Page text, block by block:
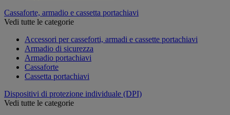
Cassaforte, armadio e cassetta portachiavi
Vedi tutte le categorie
Accessori per casseforti, armadi e cassette portachiavi
Armadio di sicurezza
Armadio portachiavi
Cassaforte
Cassetta portachiavi
Dispositivi di protezione individuale (DPI)
Vedi tutte le categorie